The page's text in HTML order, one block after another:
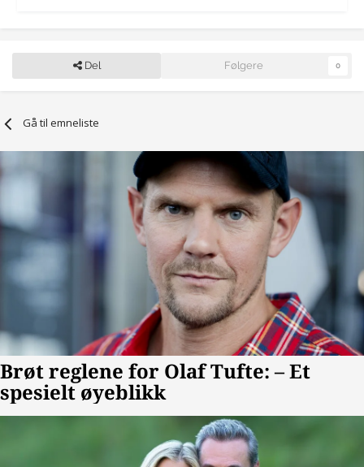
Del Følgere 0
Gå til emneliste